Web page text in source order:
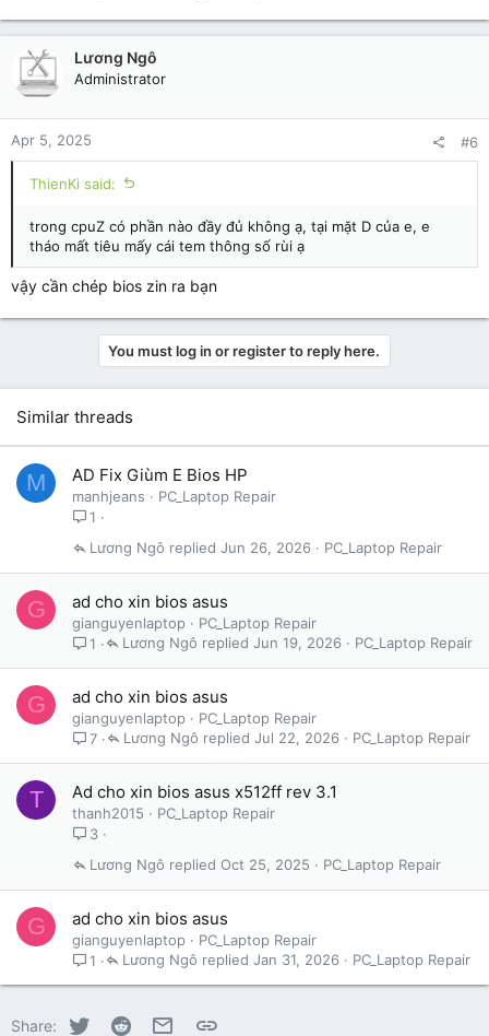
Lương Ngô
Administrator
Apr 5, 2025 #6
ThienKi said:
trong cpuZ có phần nào đầy đủ không ạ, tại mặt D của e, e
tháo mất tiêu mấy cái tem thông số rùi ạ
vậy cần chép bios zin ra bạn
You must log in or register to reply here.
Similar threads
M AD Fix Giùm E Bios HP
manhjeans
PC_Laptop Repair
1
PC_Laptop Repair
Jun 26, 2026
Lương Ngô
G ad cho xin bios asus
gianguyenlaptop
PC_Laptop Repair
1
PC_Laptop Repair
Jun 19, 2026
Lương Ngô
G ad cho xin bios asus
gianguyenlaptop
PC_Laptop Repair
7
PC_Laptop Repair
Jul 22, 2026
Lương Ngô
T Ad cho xin bios asus x512ff rev 3.1
thanh2015
PC_Laptop Repair
3
PC_Laptop Repair
Oct 25, 2025
Lương Ngô
G ad cho xin bios asus
gianguyenlaptop
PC_Laptop Repair
1
PC_Laptop Repair
Jan 31, 2026
Lương Ngô
Share: Twitter Reddit Email